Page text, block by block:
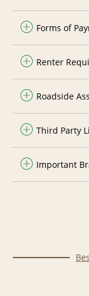
Forms of
Renter
Roadside
Third Party
Important